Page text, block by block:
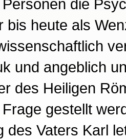
die
bis heute als
und angeblich
des Heiligen
gestellt
des Vaters Karl